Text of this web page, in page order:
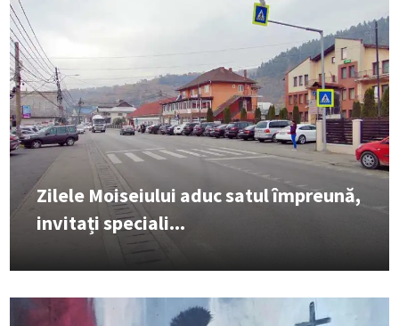
Zilele Moiseiului aduc satul împreună,
invitați speciali...